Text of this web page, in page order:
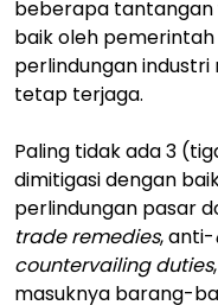
beberapa tantangan
baik oleh
perlindungan
tetap terjaga.
Paling tidak ada 3
dimitigasi dengan
perlindungan pasar
trade remedies, anti-
countervailing duties
masuknya barang-